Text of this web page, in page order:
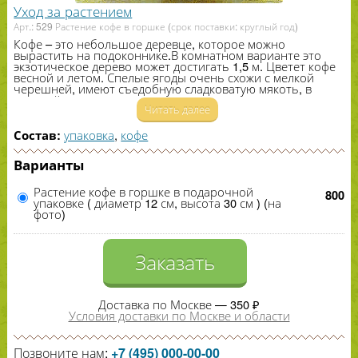
Уход за растением
Арт.: 529 Растение кофе в горшке (срок поставки: круглый год)
Кофе – это небольшое деревце, которое можно
вырастить на подоконнике.В комнатном варианте это
экзотическое дерево может достигать1,5м. Цветет кофе
весной и летом. Спелые ягоды очень схожи с мелкой
черешней, имеют съедобную сладковатую мякоть, в
которой прячутся два зерна светло-​зеленого цвета.
Встречаются комнатные экземпляры, плоды которых
окрашены в цвета от бледно-​розового (темно-​
вишневого) до желтого.
Читать далее
Состав: упаковка, кофе
Варианты
Растение кофе в горшке в подарочной
упаковке ( диаметр 12 см, высота 30 см ) (на
фото)
800
Заказать
Доставка по Москве — 350 ₽
Условия доставки по Москве и области
Позвоните нам: +7 (495) 000-00-00